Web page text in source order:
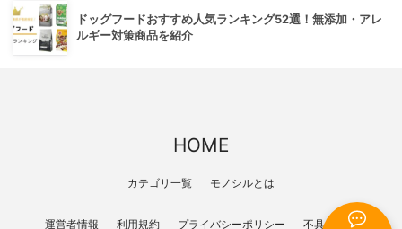
ドッグフードおすすめ人気ランキング52選！無添加・アレ
ルギー対策商品を紹介
HOME
カテゴリ一覧 モノシルとは
運営者情報 利用規約 プライバシーポリシー 不具合報告